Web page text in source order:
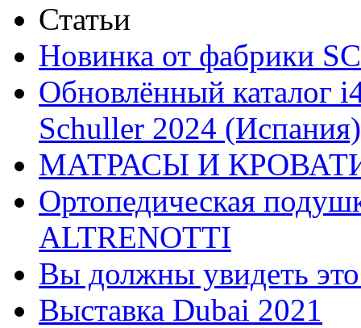
Статьи
Новинка от фабрики
Обновлённый каталог
Schuller 2024 (Испания)
МАТРАСЫ И
Ортопедическая
ALTRENOTTI
Вы должны увидеть
Выставка Dubai 2021